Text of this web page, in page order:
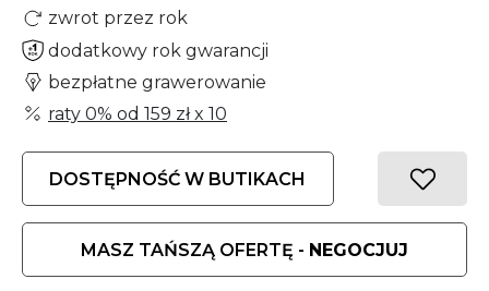
zwrot przez rok
dodatkowy rok gwarancji
bezpłatne grawerowanie
raty 0% od 159 złx 10
DOSTĘPNOŚĆ W BUTIKACH
MASZ TAŃSZĄ OFERTĘ - NEGOCJUJ